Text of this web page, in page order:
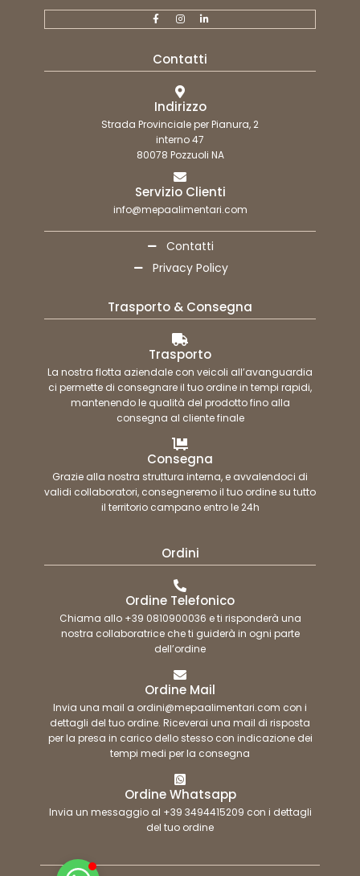
Contatti
Indirizzo
Strada Provinciale per Pianura, 2
interno 47
80078 Pozzuoli NA
Servizio Clienti
info@mepaalimentari.com
Contatti
Privacy Policy
Trasporto & Consegna
Trasporto
La nostra flotta aziendale con veicoli all’avanguardia
ci permette di consegnare il tuo ordine in tempi rapidi,
mantenendo le qualità del prodotto fino alla
consegna al cliente finale
Consegna
Grazie alla nostra struttura interna, e avvalendoci di
validi collaboratori, consegneremo il tuo ordine su tutto
il territorio campano entro le 24h
Ordini
Ordine Telefonico
Chiama allo +39 0810900036 e ti risponderà una
nostra collaboratrice che ti guiderà in ogni parte
dell’ordine
Ordine Mail
Invia una mail a ordini@mepaalimentari.com con i
dettagli del tuo ordine. Riceverai una mail di risposta
per la presa in carico dello stesso con indicazione dei
tempi medi per la consegna
Ordine Whatsapp
Invia un messaggio al +39 3494415209 con i dettagli
del tuo ordine